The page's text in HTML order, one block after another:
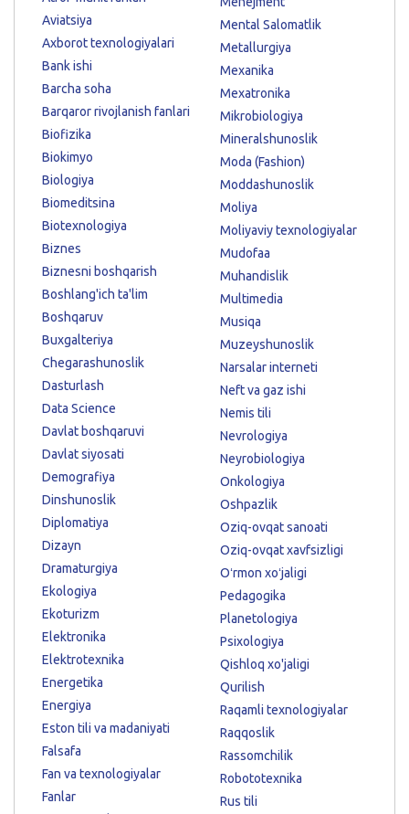
Aviatsiya
Axborot texnologiyalari
Bank ishi
Barcha soha
Barqaror rivojlanish fanlari
Biofizika
Biokimyo
Biologiya
Biomeditsina
Biotexnologiya
Biznes
Biznesni boshqarish
Boshlang'ich ta'lim
Boshqaruv
Buxgalteriya
Chegarashunoslik
Dasturlash
Data Science
Davlat boshqaruvi
Davlat siyosati
Demografiya
Dinshunoslik
Diplomatiya
Dizayn
Dramaturgiya
Ekologiya
Ekoturizm
Elektronika
Elektrotexnika
Energetika
Energiya
Eston tili va madaniyati
Falsafa
Fan va texnologiyalar
Fanlar
Mental Salomatlik
Metallurgiya
Mexanika
Mexatronika
Mikrobiologiya
Mineralshunoslik
Moda (Fashion)
Moddashunoslik
Moliya
Moliyaviy texnologiyalar
Mudofaa
Muhandislik
Multimedia
Musiqa
Muzeyshunoslik
Narsalar interneti
Neft va gaz ishi
Nemis tili
Nevrologiya
Neyrobiologiya
Onkologiya
Oshpazlik
Oziq-ovqat sanoati
Oziq-ovqat xavfsizligi
Oʻrmon xoʻjaligi
Pedagogika
Planetologiya
Psixologiya
Qishloq xo'jaligi
Qurilish
Raqamli texnologiyalar
Raqqoslik
Rassomchilik
Robototexnika
Rus tili